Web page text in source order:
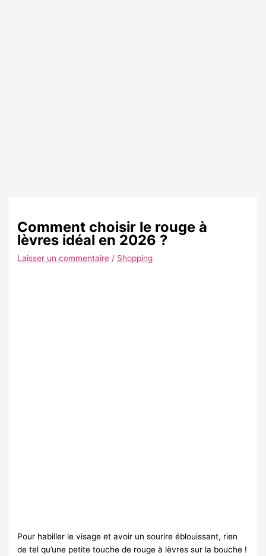
Comment choisir le rouge à
lèvres idéal en 2026 ?
Laisser un commentaire / Shopping
Pour habiller le visage et avoir un sourire éblouissant, rien
de tel qu’une petite touche de rouge à lèvres sur la bouche !